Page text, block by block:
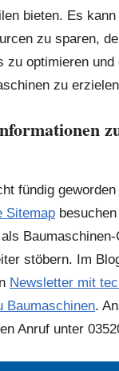
bieten. Es
zu sparen,
zu optimieren und
zu
fündig
Sitemap
stöbern. Im
Newsletter mit
Baumaschinen.
Anruf unter